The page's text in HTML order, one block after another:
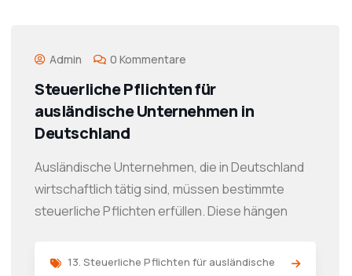
Admin 0 Kommentare
Steuerliche Pflichten für
ausländische Unternehmen in
Deutschland
Ausländische Unternehmen, die in Deutschland
wirtschaftlich tätig sind, müssen bestimmte
steuerliche Pflichten erfüllen. Diese hängen
13. Steuerliche Pflichten für ausländische